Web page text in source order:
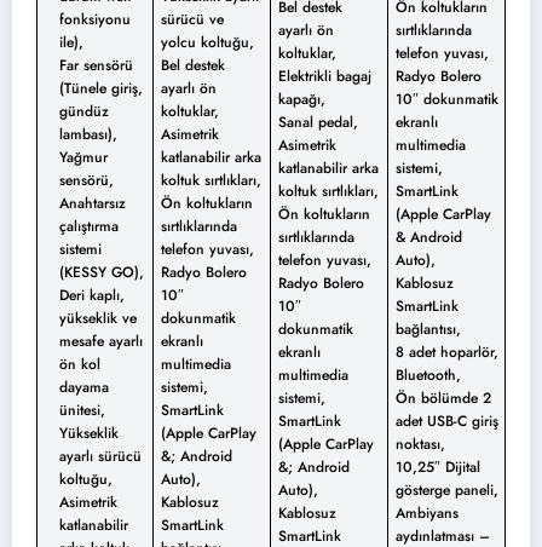
fonksiyonu
ile),
Far sensörü
(Tünele giriş,
gündüz
lambası),
Yağmur
sensörü,
Anahtarsız
çalıştırma
sistemi
(KESSY GO),
Deri kaplı,
yükseklik ve
mesafe ayarlı
ön kol
dayama
ünitesi,
Yükseklik
ayarlı sürücü
koltuğu,
Asimetrik
katlanabilir
sürücü ve
yolcu koltuğu,
Bel destek
ayarlı ön
koltuklar,
Asimetrik
katlanabilir arka
koltuk sırtlıkları,
Ön koltukların
sırtlıklarında
telefon yuvası,
Radyo Bolero
10″
dokunmatik
ekranlı
multimedia
sistemi,
SmartLink
(Apple CarPlay
&; Android
Auto),
Kablosuz
SmartLink
Bel destek
ayarlı ön
koltuklar,
Elektrikli bagaj
kapağı,
Sanal pedal,
Asimetrik
katlanabilir arka
koltuk sırtlıkları,
Ön koltukların
sırtlıklarında
telefon yuvası,
Radyo Bolero
10″
dokunmatik
ekranlı
multimedia
sistemi,
SmartLink
(Apple CarPlay
&; Android
Auto),
Kablosuz
SmartLink
Ön koltukların
sırtlıklarında
telefon yuvası,
Radyo Bolero
10″ dokunmatik
ekranlı
multimedia
sistemi,
SmartLink
(Apple CarPlay
& Android
Auto),
Kablosuz
SmartLink
bağlantısı,
8 adet hoparlör,
Bluetooth,
Ön bölümde 2
adet USB-C giriş
noktası,
10,25″ Dijital
gösterge paneli,
Ambiyans
aydınlatması –